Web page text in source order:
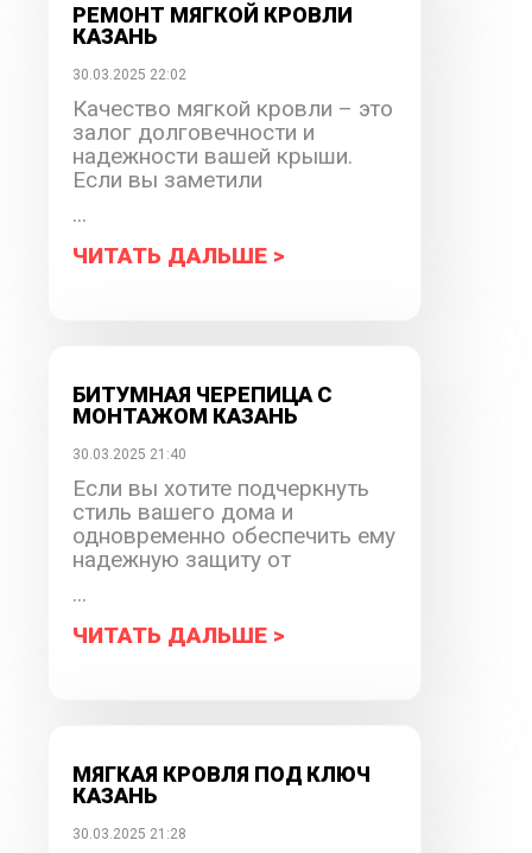
РЕМОНТ МЯГКОЙ КРОВЛИ
КАЗАНЬ
30.03.2025 22:02
Качество мягкой кровли – это
залог долговечности и
надежности вашей крыши.
Если вы заметили
...
ЧИТАТЬ ДАЛЬШЕ >
БИТУМНАЯ ЧЕРЕПИЦА С
МОНТАЖОМ КАЗАНЬ
30.03.2025 21:40
Если вы хотите подчеркнуть
стиль вашего дома и
одновременно обеспечить ему
надежную защиту от
...
ЧИТАТЬ ДАЛЬШЕ >
МЯГКАЯ КРОВЛЯ ПОД КЛЮЧ
КАЗАНЬ
30.03.2025 21:28